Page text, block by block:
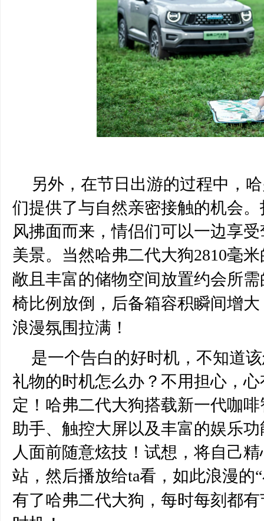
另外，在节日出游的过程中，
们提供了与自然亲密接触的机会
风拂面而来，情侣们可以一边享
美景。当然哈弗二代大狗2810毫
敞且丰富的储物空间放置约会所
椅比例放倒，后备箱容积瞬间增
浪漫氛围拉满！
是一个告白的好时机，不知道
礼物的时机怎么办？不用担心，
定！哈弗二代大狗搭载新一代咖
助手、触控大屏以及丰富的娱乐
人面前随意炫技！试想，将自己
站，然后播放给ta看，如此浪漫的“
有了哈弗二代大狗，每时每刻都